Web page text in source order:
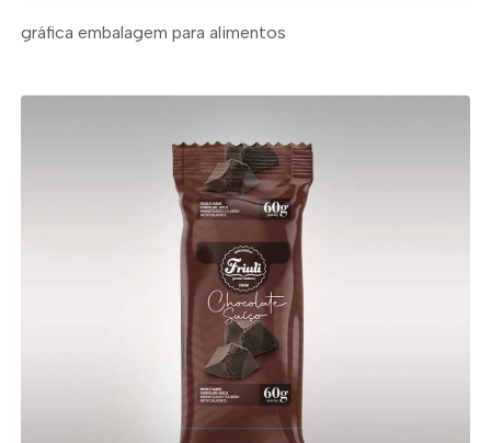
gráfica embalagem para alimentos